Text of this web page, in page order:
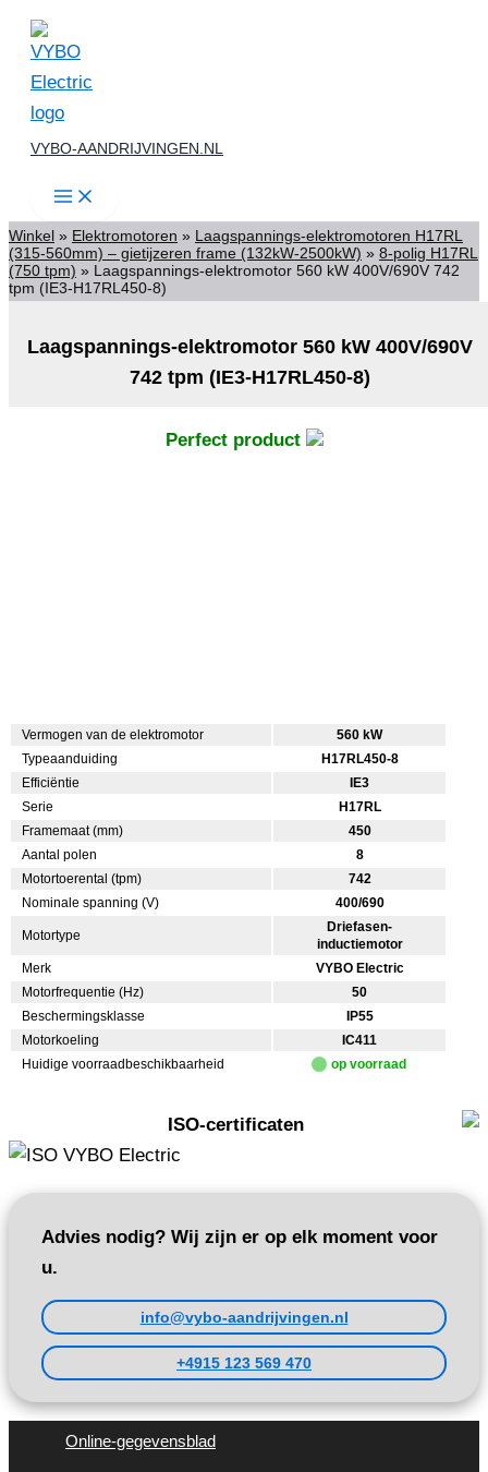
Ga
naar
inhoud
VYBO-AANDRIJVINGEN.NL
Winkel » Elektromotoren » Laagspannings-elektromotoren H17RL
(315-560mm) – gietijzeren frame (132kW-2500kW) » 8-polig H17RL
(750 tpm) » Laagspannings-elektromotor 560 kW 400V/690V 742
tpm (IE3-H17RL450-8)
Laagspannings-elektromotor 560 kW 400V/690V
742 tpm (IE3-H17RL450-8)
Perfect product
Vermogen van de elektromotor
560 kW
Typeaanduiding
H17RL450-8
Efficiëntie
IE3
Serie
H17RL
Framemaat (mm)
450
Aantal polen
8
Motortoerental (tpm)
742
Nominale spanning (V)
400/690
Motortype
Driefasen-
inductiemotor
Merk
VYBO Electric
Motorfrequentie (Hz)
50
Beschermingsklasse
IP55
Motorkoeling
IC411
Huidige voorraadbeschikbaarheid
op voorraad
ISO-certificaten
Advies nodig? Wij zijn er op elk moment voor
u.
info@vybo-aandrijvingen.nl
+4915 123 569 470
Online-gegevensblad